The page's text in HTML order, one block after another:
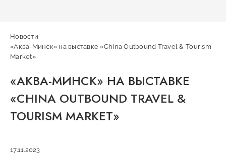
Новости
«Аква-Минск» на выставке «China Outbound Travel & Tourism
Market»
«АКВА-МИНСК» НА ВЫСТАВКЕ
«CHINA OUTBOUND TRAVEL &
TOURISM MARKET»
17.11.2023